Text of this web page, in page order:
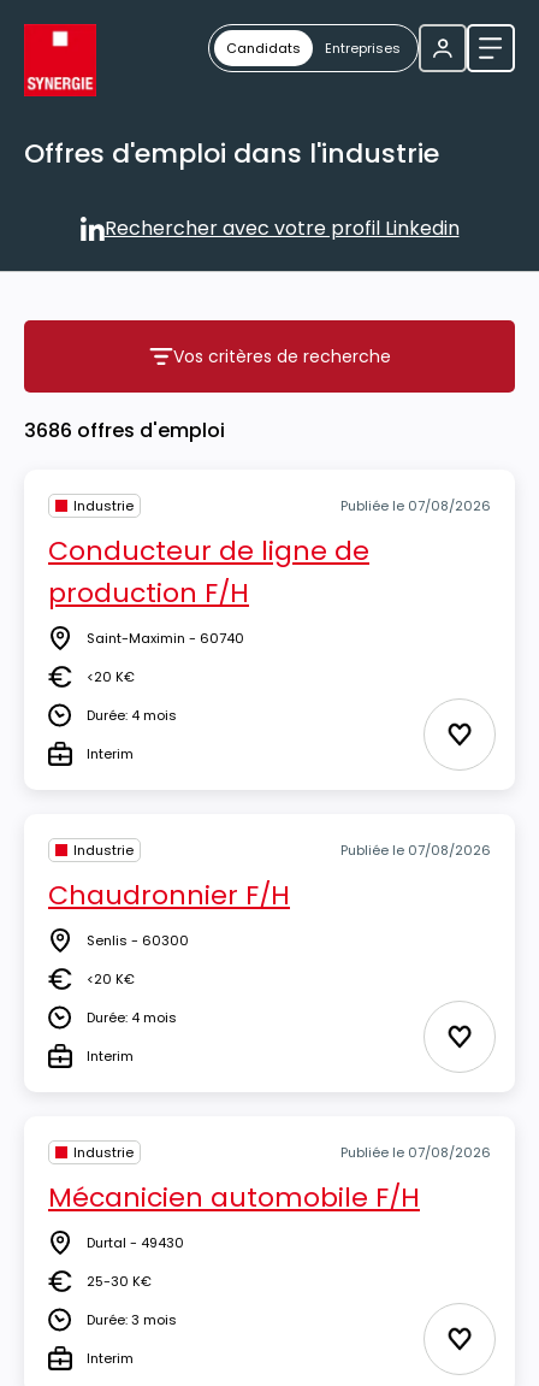
Candidats Entreprises
Offres d'emploi dans l'industrie
Rechercher avec votre
Rechercher avec votre profil Linkedin
Vos critères de recherche
Vos critères de recherche
3686 offres d'emploi
Industrie Publiée le 07/08/2026
Conducteur de ligne de
production F/H
Lieu Saint-Maximin - 60740
Salaire<20 K€
DuréeDurée: 4 mois
TypeInterim Ajouter
Industrie Publiée le 07/08/2026
Chaudronnier F/H
Lieu Senlis - 60300
Salaire<20 K€
DuréeDurée: 4 mois
TypeInterim Ajouter
Industrie Publiée le 07/08/2026
Mécanicien automobile F/H
Lieu Durtal - 49430
Salaire25-30 K€
DuréeDurée: 3 mois
TypeInterim Ajouter